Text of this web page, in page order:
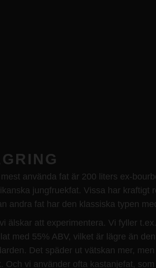
använda fat är 200 liters ex-
jungfruekfat. Vissa har kraftigt
andra fat har den klassiska typen
älskar att experimentera. Vi fyller
med 55% ABV, vilket är lägre än
Det späder ut vätskan mer,
Och vi använder ofta kastanjefat,